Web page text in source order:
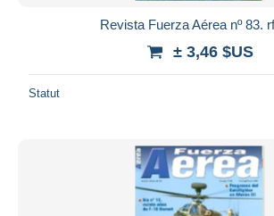
Revista Fuerza Aérea nº 83.
± 3,46 $US
Statut